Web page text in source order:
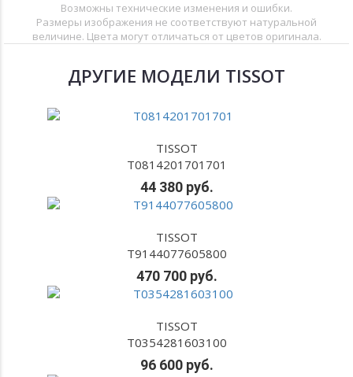
Возможны технические изменения и ошибки.
Размеры изображения не соответствуют натуральной
величине. Цвета могут отличаться от цветов оригинала.
ДРУГИЕ МОДЕЛИ TISSOT
TISSOT
T0814201701701
44 380 руб.
TISSOT
T9144077605800
470 700 руб.
TISSOT
T0354281603100
96 600 руб.